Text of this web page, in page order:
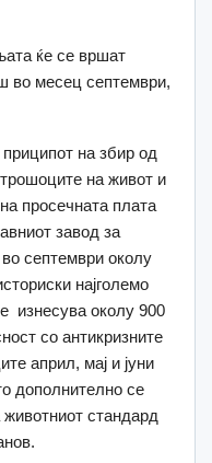
ќе се вршат
во месец септември,
на збир од
на живот и
просечната плата
завод за
септември околу
најголемо
изнесува околу 900
со антикризните
април, мај и јуни
дополнително се
стандард